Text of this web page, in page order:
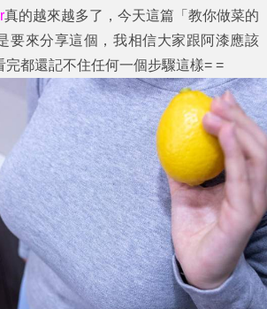
真的越來越多了，今天這篇「教你做菜的
要來分享這個，我相信大家跟阿漆應該
完都還記不住任何一個步驟這樣= =